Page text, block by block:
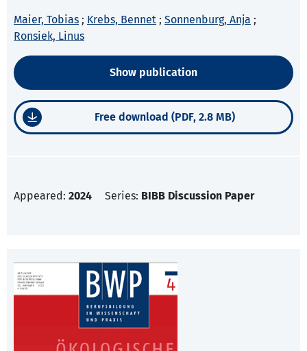
Maier, Tobias ; Krebs, Bennet ; Sonnenburg, Anja ;
Ronsiek, Linus
Show publication
Free download (PDF, 2.8 MB)
Appeared: 2024 Series: BIBB Discussion Paper